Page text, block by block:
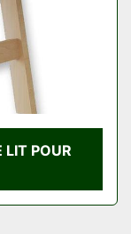
LIT POUR